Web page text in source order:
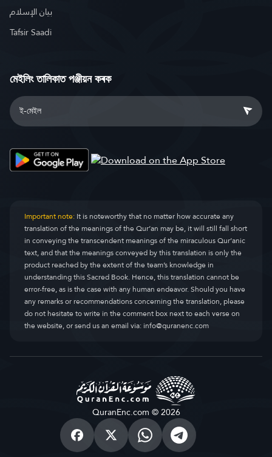
بيان الإسلام
Tafsir Saadi
মেইলিং তালিকাত পঞ্জীয়ন কৰক
Important note:It is noteworthy that no matter how accurate any
translation of the meanings of the Qur’an may be, it will still fall short
in conveying the transcendent meanings of the miraculous Qur’anic
text, and that the meanings conveyed by this translation is only the
product reached by the extent of the team’s knowledge in
understanding this Sacred Book. Hence, this translation cannot be
error-free, as is the case with any human endeavor. Should you have
any remarks or recommendations concerning the translation, please
do not hesitate to write in the comment box next to each verse on
the website, or send us an email via:info@quranenc.com
QuranEnc.com © 2026